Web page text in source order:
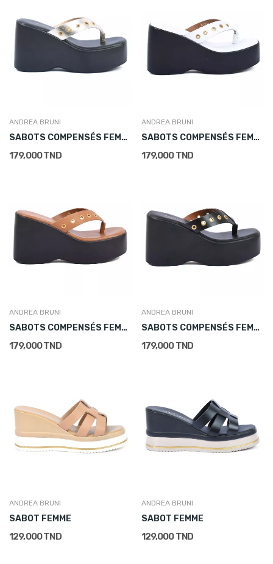
ANDREA BRUNI
SABOTS COMPENSÉS FEMME EN CUIR DORÉ
179,000 TND
ANDREA BRUNI
SABOTS COMPENSÉS FEMME EN CUIR BLANC
179,000 TND
ANDREA BRUNI
SABOTS COMPENSÉS FEMME EN CUIR CAMEL
179,000 TND
ANDREA BRUNI
SABOTS COMPENSÉS FEMME EN CUIR NOIR
179,000 TND
ANDREA BRUNI
SABOT FEMME
129,000 TND
ANDREA BRUNI
SABOT FEMME
129,000 TND